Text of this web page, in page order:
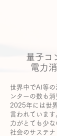
量子コ
電力
世界中でAI等の
ンターの数も消
2025年には世
言われていま
力がとても少な
社会のサステナ